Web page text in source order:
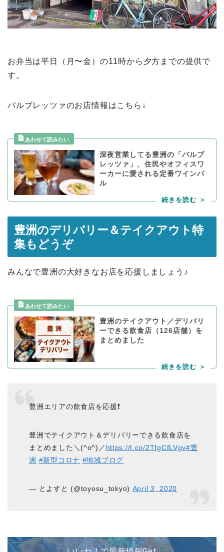
お弁当は平日（月〜金）の11時から夕方までの提供で
す。
バルブレッツァのお店情報はこちら↓
深夜営業してる豊洲の「バルブ
レッツァ」、住民やオフィスワ
ーカーに愛される定番ワインバ
ル
豊洲のデリバリー＆テイクアウト特
集もどうぞ
みんなで豊洲の大好きなお店を応援しましょう♪
豊洲のテイクアウト／デリバリ
ーできる飲食店（126店舗）を
まとめました
豊洲エリアの飲食店を応援❗
豊洲でテイクアウト＆デリバリーできる飲食店を
まとめました＼(^o^)／ https://t.co/2TfgCfLVgv#豊
洲 #新型コロナ #地域ブログ
— とよすと (@toyosu_tokyo) April 3, 2020